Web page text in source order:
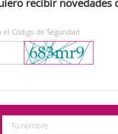
el Código de Seguridad